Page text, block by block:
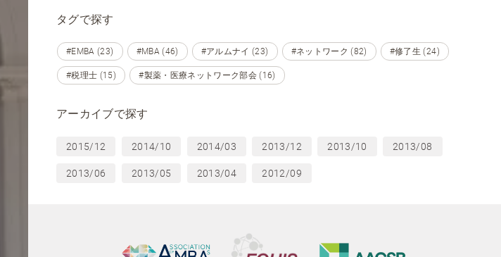
タグで探す
#EMBA (23) #MBA (46) #アルムナイ (23) #ネットワーク (82) #修了生 (24)
#税理士 (15) #製薬・医療ネットワーク部会 (16)
アーカイブで探す
2015/12 2014/10 2014/03 2013/12 2013/10 2013/08
2013/06 2013/05 2013/04 2012/09